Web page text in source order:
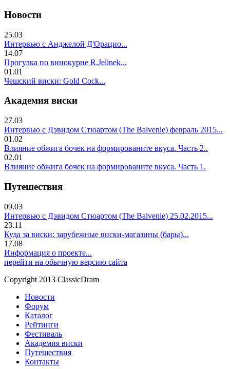
Новости
25.03
Интервью с Анджелой Д'Орацио...
14.07
Прогулка по винокурне R.Jelinek...
01.01
Чешский виски: Gold Cock...
Академия виски
27.03
Интервью с Дэвидом Стюартом (The Balvenie) февраль 2015...
01.02
Влияние обжига бочек на формированите вкуса. Часть 2..
02.01
Влияние обжига бочек на формированите вкуса. Часть 1.
Путешествия
09.03
Интервью с Дэвидом Стюартом (The Balvenie) 25.02.2015...
23.11
Куда за виски: зарубежные виски-магазины (бары)...
17.08
Информация о проекте...
перейти на обычную версию сайта
Copyright 2013 ClassicDram
Новости
Форум
Каталог
Рейтинги
Фестиваль
Академия виски
Путешествия
Контакты